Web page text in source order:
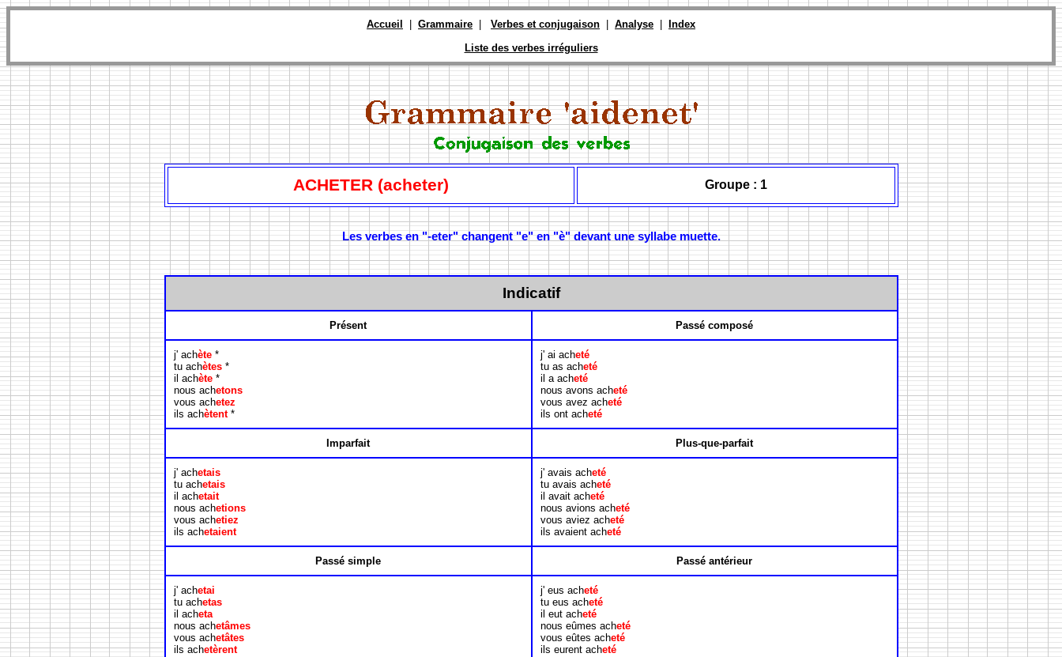
Accueil Grammaire Verbes et conjugaison Analyse
Index
Liste des verbes irréguliers
ACHETER (acheter) Groupe : 1
Les verbes en "-eter" changent "e" en "è" devant une syllabe muette.
Indicatif
Présent Passé composé
j' achète*
tu achètes*
il achète*
nous achetons
vous achetez
ils achètent*
j' ai acheté
tu as acheté
il a acheté
nous avons acheté
vous avez acheté
ils ont acheté
Imparfait Plus-que-parfait
j' achetais
tu achetais
il achetait
nous achetions
vous achetiez
ils achetaient
j' avais acheté
tu avais acheté
il avait acheté
nous avions acheté
vous aviez acheté
ils avaient acheté
Passé simple Passé antérieur
j' achetai
tu achetas
il acheta
nous achetâmes
vous achetâtes
ils achetèrent
j' eus acheté
tu eus acheté
il eut acheté
nous eûmes acheté
vous eûtes acheté
ils eurent acheté